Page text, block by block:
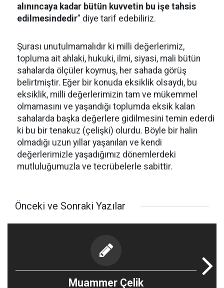
alınıncaya kadar bütün kuvvetin bu işe tahsis
edilmesindedir” diye tarif edebiliriz.
Şurası unutulmamalıdır ki milli değerlerimiz,
topluma ait ahlaki, hukuki, ilmi, siyasi, mali bütün
sahalarda ölçüler koymuş, her sahada görüş
belirtmiştir. Eğer bir konuda eksiklik olsaydı, bu
eksiklik, milli değerlerimizin tam ve mükemmel
olmamasını ve yaşandığı toplumda eksik kalan
sahalarda başka değerlere gidilmesini temin ederdi
ki bu bir tenakuz (çelişki) olurdu. Böyle bir halin
olmadığı uzun yıllar yaşanılan ve kendi
değerlerimizle yaşadığımız dönemlerdeki
mutluluğumuzla ve tecrübelerle sabittir.
Önceki ve Sonraki Yazılar
Muammer Çelik